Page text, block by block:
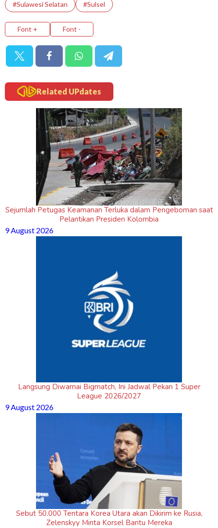
#Sulawesi Selatan #Sulsel
Font + Font -
Related UPdates
Sejumlah Petugas Keamanan Terluka dalam Pengeboman saat
Pelantikan Presiden Kolombia
9 August 2026
Langsung Diwarnai Bigmatch, Ini Jadwal Pekan 1 Super
League 2026/2027
9 August 2026
Sebut 50.000 Tentara Korea Utara akan Dikirim ke Rusia,
Zelenskyy Minta Korsel Bantu Mereka